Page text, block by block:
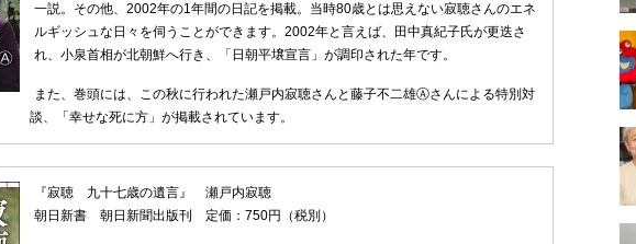
一説。その他、2002年の1年間の日記を掲載。当時80歳とは思えない寂聴さんのエネ
ルギッシュな日々を伺うことができます。2002年と言えば、田中真紀子氏が更迭さ
れ、小泉首相が北朝鮮へ行き、「日朝平壌宣言」が調印された年です。
また、巻頭には、この秋に行われた瀬戸内寂聴さんと藤子不二雄Ⓐさんによる特別対
談、「幸せな死に方」が掲載されています。
『寂聴 九十七歳の遺言』 瀬戸内寂聴
朝日新書 朝日新聞出版刊 定価：750円（税別）